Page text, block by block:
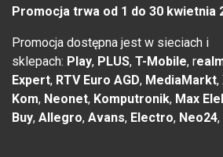
Promocja trwa od 1 do 30 kwietnia
Promocja dostępna jest w sieciach i
sklepach: Play, PLUS, T-Mobile, r
Expert, RTV Euro AGD, MediaMarkt,
Kom, Neonet, Komputronik, Max
Buy, Allegro, Avans, Electro, Neo24,